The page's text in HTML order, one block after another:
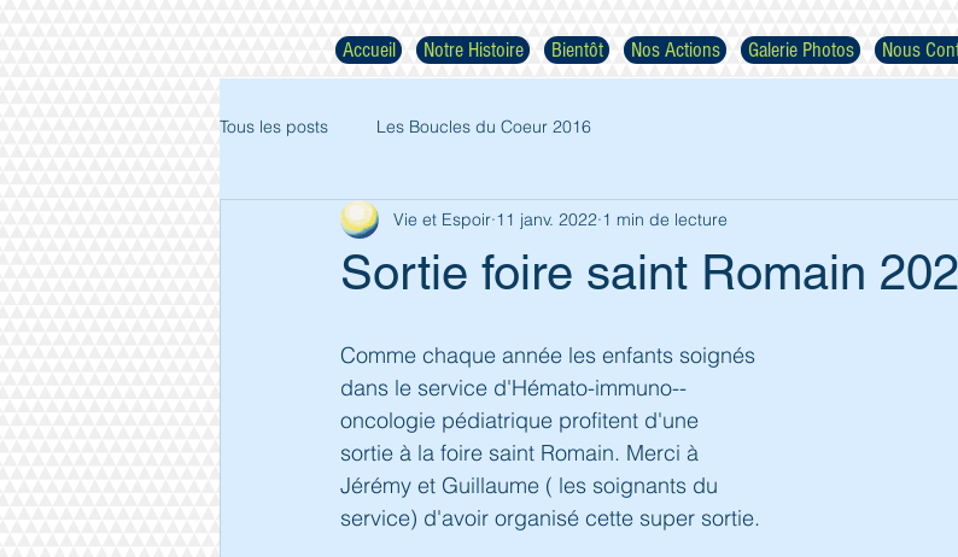
Accueil Notre Histoire Bientôt Nos Actions Galerie Photos Nous
Tous les posts Les Boucles du Coeur 2016
Sortie foire saint Romain
Vie et Espoir 11 janv. 2022 1 min de lecture
Comme chaque année les enfants soignés
dans le service d'Hémato-immuno--
oncologie pédiatrique profitent d'une
sortie à la foire saint Romain. Merci à
Jérémy et Guillaume ( les soignants du
service) d'avoir organisé cette super sortie.